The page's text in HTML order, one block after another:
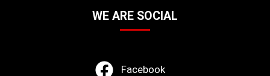
WE ARE SOCIAL
Facebook